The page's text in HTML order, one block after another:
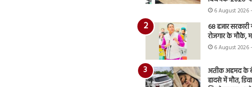
6 August 2026
68 हजार
रोजगार के मौके,
6 August 2026
अतीक अहमद के
हादसे में मौत,